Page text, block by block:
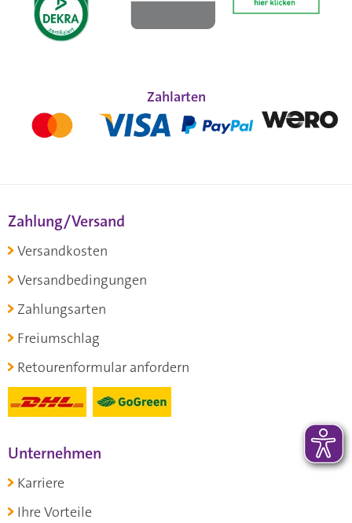
Zahlarten
Zahlung/Versand
Versandkosten
Versandbedingungen
Zahlungsarten
Freiumschlag
Retourenformular anfordern
Unternehmen
Karriere
Ihre Vorteile